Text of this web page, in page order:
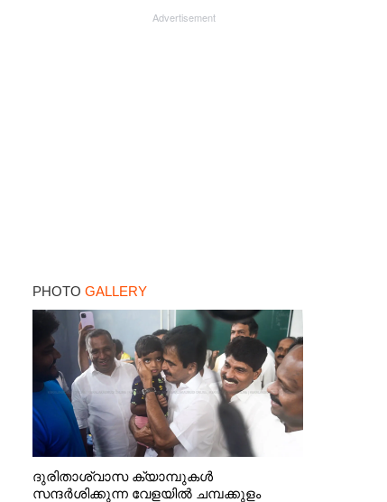
-ബെംഗളൂരു
Advertisement
PHOTO GALLERY
ദുരിതാശ്വാസ ക്യാമ്പുകൾ
സന്ദർശിക്കുന്ന വേളയിൽ ചമ്പക്കുളം